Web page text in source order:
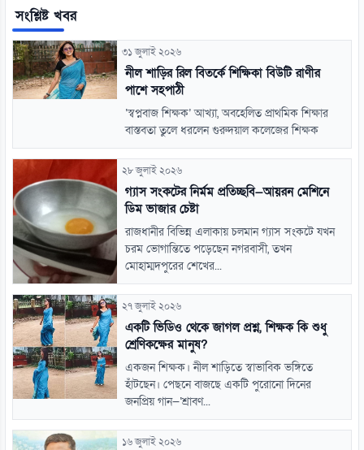
সংশ্লিষ্ট খবর
৩১ জুলাই ২০২৬
নীল শাড়ির রিল বিতর্কে শিক্ষিকা বিউটি রাণীর
পাশে সহপাঠী
‘স্বপ্নবাজ শিক্ষক’ আখ্যা, অবহেলিত প্রাথমিক শিক্ষার
বাস্তবতা তুলে ধরলেন গুরুদয়াল কলেজের শিক্ষক
২৮ জুলাই ২০২৬
গ্যাস সংকটের নির্মম প্রতিচ্ছবি—আয়রন মেশিনে
ডিম ভাজার চেষ্টা
রাজধানীর বিভিন্ন এলাকায় চলমান গ্যাস সংকটে যখন
চরম ভোগান্তিতে পড়েছেন নগরবাসী, তখন
মোহাম্মদপুরের শেখের...
২৭ জুলাই ২০২৬
একটি ভিডিও থেকে জাগল প্রশ্ন, শিক্ষক কি শুধু
শ্রেণিকক্ষের মানুষ?
একজন শিক্ষক। নীল শাড়িতে স্বাভাবিক ভঙ্গিতে
হাঁটছেন। পেছনে বাজছে একটি পুরোনো দিনের
জনপ্রিয় গান—‘শ্রাবণ...
১৬ জুলাই ২০২৬